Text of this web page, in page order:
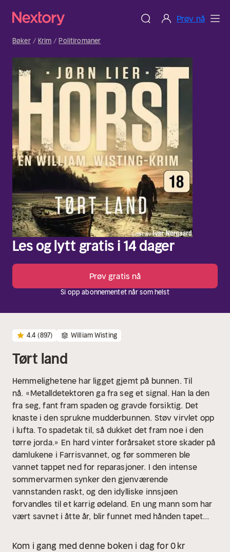
Prøv nå
Bøker Krim Politiromaner
Les og lytt gratis i 14 dager
Prøv gratis nå
Si opp abonnementet når som helst
4.4 (897) William Wisting
Tørt land
Hemmelighetene har ligget gjemt på bunnen. Til
nå. «Metalldetektoren ga fra seg et signal. Han la den
fra seg, fant fram spaden og gravde forsiktig. Det
knaste i den sprukne mudderbunnen. Støv virvlet opp
i lufta. To spadetak til, så dukket det fram noe i den
tørre jorda.» En hard vinter forårsaket store skader på
damlukene i Farrisvannet, og før sommeren ble
vannet tappet ned for reparasjoner. I den intense
sommervarmen synker den gjenværende
vannstanden raskt, og den idylliske innsjøen
forvandles til et karrig ødeland. En ung mann som har
vært savnet i åtte år, blir funnet med hånden tapet
av innsjøen undersøker pensjonisten Evert Harting
Kom i gang med denne boken i dag for 0 kr